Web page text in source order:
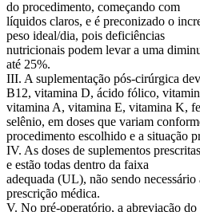
do procedimento, começando com
líquidos claros, e é preconizado o
peso ideal/dia, pois deficiências
nutricionais podem levar a uma
até 25%.
III. A suplementação pós-cirúrgica
B12, vitamina D, ácido fólico,
vitamina A, vitamina E, vitamina K,
selênio, em doses que variam
procedimento escolhido e a situação
IV. As doses de suplementos
e estão todas dentro da faixa
adequada (UL), não sendo
prescrição médica.
V. No pré-operatório, a abreviação do